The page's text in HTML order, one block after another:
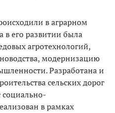
в аграрном
в его развитии была
агротехнологий,
модернизацию
Разработана и
сельских дорог
социально-
в рамках